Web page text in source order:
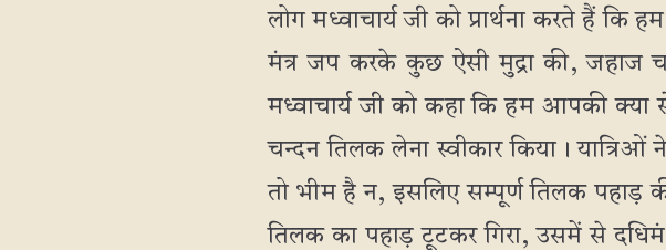
लोग मध्वाचार्य जी को प्रार्थना करते हैं
मंत्र जप करके कुछ ऐसी मुद्रा की,
मध्वाचार्य जी को कहा कि हम आपकी क्या
चन्दन तिलक लेना स्वीकार किया।
तो भीम है न, इसलिए सम्पूर्ण तिलक पहाड़
तिलक का पहाड़ टूटकर गिरा, उसमें से